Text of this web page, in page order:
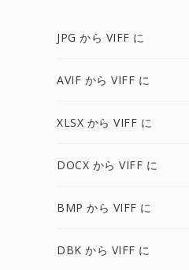
JPG から VIFF に
AVIF から VIFF に
XLSX から VIFF に
DOCX から VIFF に
BMP から VIFF に
DBK から VIFF に